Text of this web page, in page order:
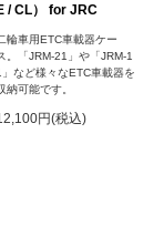
/ CL） for JRC
輪車用ETC車載器ケー
。「JRM-21」や「JRM-1
」など様々なETC車載器を
納可能です。
円(税込)